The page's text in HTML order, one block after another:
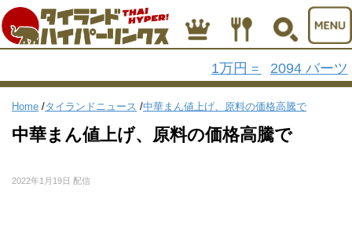
1万円 = 2094 バーツ
Home /タイランドニュース /中華まん値上げ、原料の価格高騰で
中華まん値上げ、原料の価格高騰で
2022年1月19日 配信